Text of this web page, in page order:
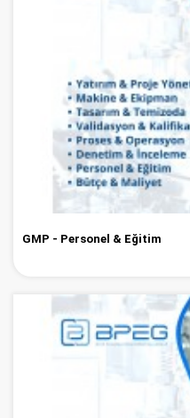
GMP - Personel & Eğitim